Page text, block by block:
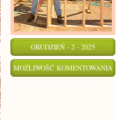
GRUDZIEŃ - 2 - 2025
MOŻLIWOŚĆ KOMENTOWANIA